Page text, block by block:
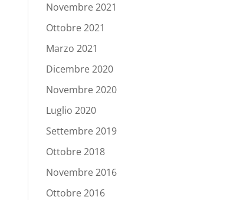
Novembre 2021
Ottobre 2021
Marzo 2021
Dicembre 2020
Novembre 2020
Luglio 2020
Settembre 2019
Ottobre 2018
Novembre 2016
Ottobre 2016